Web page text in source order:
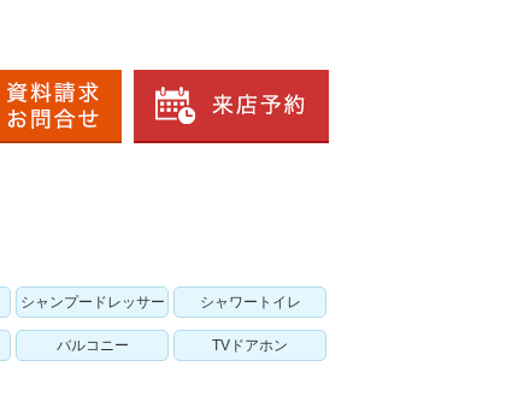
シャンプードレッサー シャワートイレ
バルコニー TVドアホン